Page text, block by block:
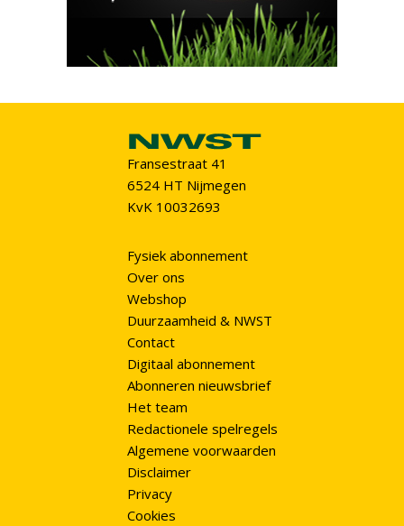
Fransestraat 41
6524 HT Nijmegen
KvK 10032693
Fysiek abonnement
Over ons
Webshop
Duurzaamheid & NWST
Contact
Digitaal abonnement
Abonneren nieuwsbrief
Het team
Redactionele spelregels
Algemene voorwaarden
Disclaimer
Privacy
Cookies